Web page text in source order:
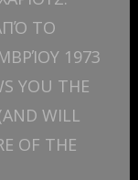
ΤΟ
1973
YOU THE
WILL
OF THE